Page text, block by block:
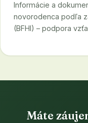
Informácie a
novorodenca podľa
(BFHI) – podpora
Máte